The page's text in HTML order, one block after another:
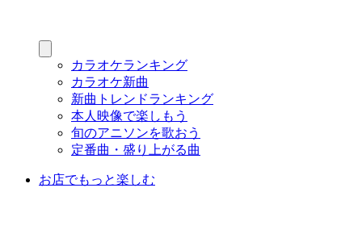
カラオケランキング
カラオケ新曲
新曲トレンドランキング
本人映像で楽しもう
旬のアニソンを歌おう
定番曲・盛り上がる曲
お店でもっと楽しむ